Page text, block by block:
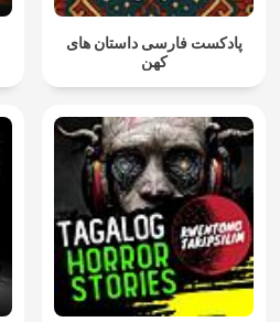
پادکست فارسی داستان های
کهن